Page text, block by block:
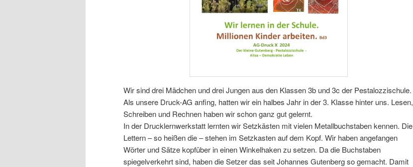
Wir sind drei Mädchen und drei Jungen aus den Klassen 3b und 3c der Pestalozzischule.
Als unsere Druck-AG anfing, hatten wir ein halbes Jahr in der 3. Klasse hinter uns. Lesen,
Schreiben und Rechnen haben wir schon ganz gut gelernt.
In der Drucklernwerkstatt lernten wir Setzkästen mit vielen Metallbuchstaben kennen. Die
Lettern – so heißen die – stehen im Setzkasten auf dem Kopf. Wir haben angefangen
Wörter und Sätze kopfüber in einen Winkelhaken zu setzen. Da die Buchstaben
spiegelverkehrt sind, haben die Setzer das seit Johannes Gutenberg so gemacht. Damit